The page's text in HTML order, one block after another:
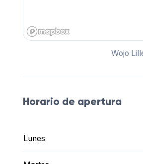
Wojo
Horario de apertura
Lunes